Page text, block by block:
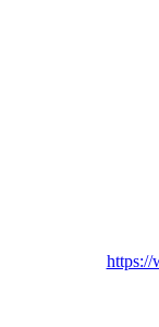
https://